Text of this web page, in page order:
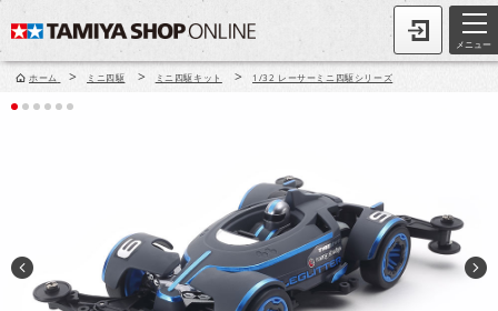
メニュー
ホーム > ミニ四駆 > ミニ四駆キット > 1/32 レーサーミニ四駆シリーズ